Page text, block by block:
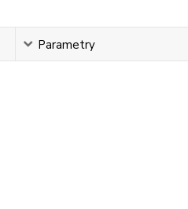
Parametry